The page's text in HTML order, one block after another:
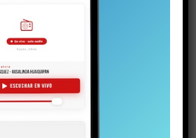
del Lago Villarrica sería
o en los próximos diez días